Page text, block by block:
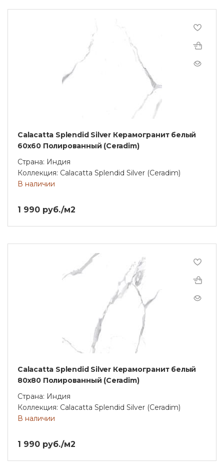
Calacatta Splendid Silver Керамогранит белый
60х60 Полированный (Ceradim)
Страна: Индия
Коллекция: Calacatta Splendid Silver (Ceradim)
В наличии
1 990 руб./м2
Calacatta Splendid Silver Керамогранит белый
80х80 Полированный (Ceradim)
Страна: Индия
Коллекция: Calacatta Splendid Silver (Ceradim)
В наличии
1 990 руб./м2